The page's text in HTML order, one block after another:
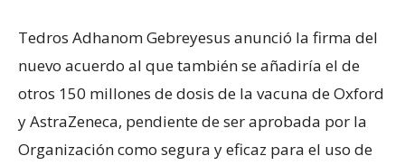
Tedros Adhanom Gebreyesus anunció la firma del
nuevo acuerdo al que también se añadiría el de
otros 150 millones de dosis de la vacuna de Oxford
y AstraZeneca, pendiente de ser aprobada por la
Organización como segura y eficaz para el uso de